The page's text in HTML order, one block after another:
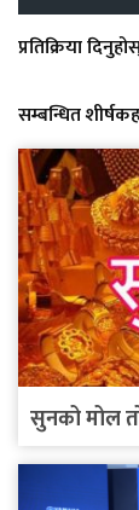
प्रतिक्रिया
सम्बन्धित
सुनको मोल